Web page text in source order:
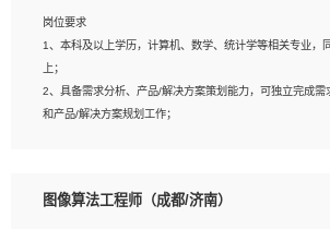
岗位要求：
1、全日制统招本科及以上学历，计算机相关专业毕业，5
2、具有扎实的java编程功底和良好的编码习惯，有分布式
发经验和性能调优经验尤佳；熟悉JVM调优；掌握基础中
平台、云产品功能特性，熟练使用相关平台的功能和了解其
研发管理流程建设经验；
岗位要求
1、本科及以上学历，计算机、数学、统计学等相关专业，
上；
2、具备需求分析、产品/解决方案策划能力，可独立完成需
和产品/解决方案规划工作；
相关的解决方案，包括视频分析、图像识别、NLP、OCR、
图像算法工程师（成都/济南）